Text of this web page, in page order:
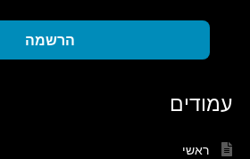
הרשמה
עמודים
ראשי